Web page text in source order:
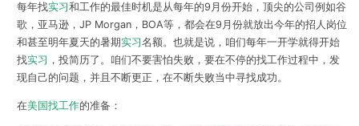
每年找实习和工作的最佳时机是从每年的9月份开始，顶尖的公司例如谷
歌，亚马逊，JP Morgan，BOA等，都会在9月份就放出今年的招人岗位
和甚至明年夏天的暑期实习名额。也就是说，咱们每年一开学就得开始
找实习 ，投简历了。咱们不要害怕失败，要在不停的找工作过程中，发
现自己的问题，并且不断更正，在不断失败当中寻找成功。
在美国找工作的准备：